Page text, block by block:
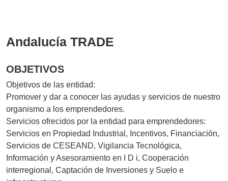
Andalucía TRADE
OBJETIVOS
Objetivos de las entidad:
Promover y dar a conocer las ayudas y servicios de nuestro
organismo a los emprendedores.
Servicios ofrecidos por la entidad para emprendedores:
Servicios en Propiedad Industrial, Incentivos, Financiación,
Servicios de CESEAND, Vigilancia Tecnológica,
Información y Asesoramiento en I D i, Cooperación
interregional, Captación de Inversiones y Suelo e